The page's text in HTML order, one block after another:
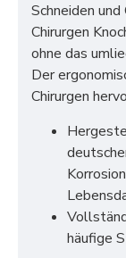
Schneiden
Chirurgen
ohne das
Der
Chirurgen
häufige